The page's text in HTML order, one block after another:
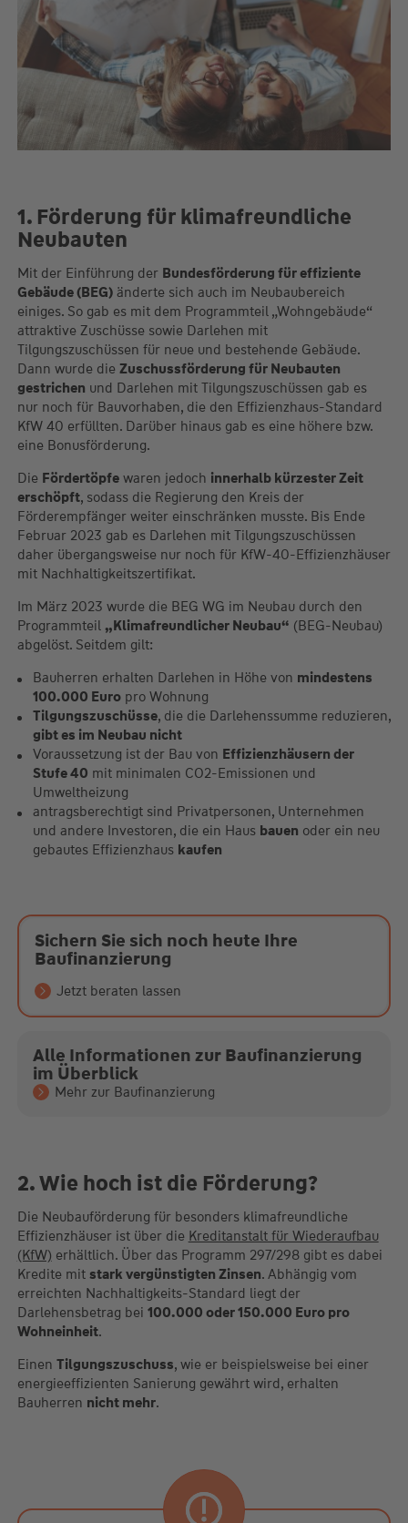
1. Förderung für klimafreundliche
Neubauten
Mit der Einführung der Bundesförderung für effiziente
Gebäude (BEG)änderte sich auch im Neubaubereich
einiges. So gab es mit dem Programmteil „Wohngebäude“
attraktive Zuschüsse sowie Darlehen mit
Tilgungszuschüssen für neue und bestehende Gebäude.
Dann wurde die Zuschussförderung für Neubauten
gestrichen und Darlehen mit Tilgungszuschüssen gab es
nur noch für Bauvorhaben, die den Effizienzhaus-Standard
KfW 40 erfüllten. Darüber hinaus gab es eine höhere bzw.
eine Bonusförderung.
Die Fördertöpfewaren jedoch innerhalb kürzester Zeit
erschöpft, sodass die Regierung den Kreis der
Förderempfänger weiter einschränken musste. Bis Ende
Februar 2023 gab es Darlehen mit Tilgungszuschüssen
daher übergangsweise nur noch für KfW-40-Effizienzhäuser
mit Nachhaltigkeitszertifikat.
Im März 2023 wurde die BEG WG im Neubau durch den
Programmteil „Klimafreundlicher Neubau“ (BEG-Neubau)
abgelöst. Seitdem gilt:
Bauherren erhalten Darlehen in Höhe von mindestens
100.000 Europro Wohnung
Tilgungszuschüsse, die die Darlehenssumme reduzieren,
gibt es im Neubau nicht
Voraussetzung ist der Bau von Effizienzhäusern der
Stufe 40 mit minimalen CO2-Emissionen und
Umweltheizung
antragsberechtigt sind Privatpersonen, Unternehmen
und andere Investoren, die ein Haus bauen oder ein neu
gebautes Effizienzhaus kaufen
Sichern Sie sich noch heute Ihre
Baufinanzierung
Jetzt beraten lassen
Alle Informationen zur Baufinanzierung
im Überblick
Mehr zur Baufinanzierung
2. Wie hoch ist die Förderung?
Die Neubauförderung für besonders klimafreundliche
Effizienzhäuser ist über die Kreditanstalt für Wiederaufbau
(KfW) erhältlich. Über das Programm 297/298 gibt es dabei
Kredite mit stark vergünstigten Zinsen. Abhängig vom
erreichten Nachhaltigkeits-Standard liegt der
Darlehensbetrag bei 100.000 oder 150.000 Euro pro
Wohneinheit.
Einen Tilgungszuschuss, wie er beispielsweise bei einer
energieeffizienten Sanierung gewährt wird, erhalten
Bauherren nicht mehr.